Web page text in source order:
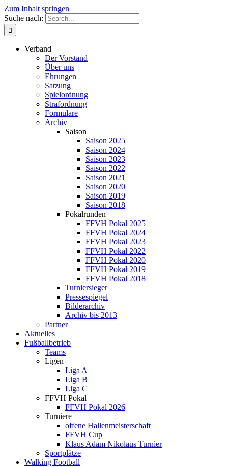
Zum Inhalt springen
Suche nach:
Verband
Der Vorstand
Über uns
Ehrungen
Satzung
Spielordnung
Strafordnung
Formulare
Archiv
Saison
Saison 2025
Saison 2024
Saison 2023
Saison 2022
Saison 2021
Saison 2020
Saison 2019
Saison 2018
Pokalrunden
FFVH Pokal 2025
FFVH Pokal 2024
FFVH Pokal 2023
FFVH Pokal 2022
FFVH Pokal 2020
FFVH Pokal 2019
FFVH Pokal 2018
Turniersieger
Pressespiegel
Bilderarchiv
Archiv bis 2013
Partner
Aktuelles
Fußballbetrieb
Teams
Ligen
Liga A
Liga B
Liga C
FFVH Pokal
FFVH Pokal 2026
Turniere
offene Hallenmeisterschaft
FFVH Cup
Klaus Adam Nikolaus Turnier
Sportplätze
Walking Football